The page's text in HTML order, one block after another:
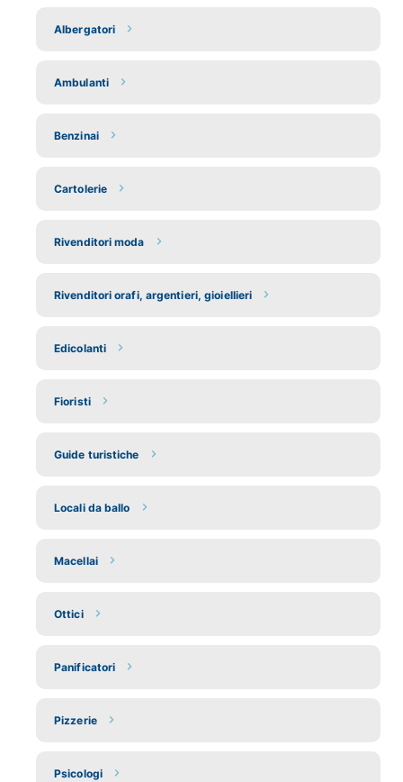
Albergatori
Ambulanti
Benzinai
Cartolerie
Rivenditori moda
Rivenditori orafi, argentieri, gioiellieri
Edicolanti
Fioristi
Guide turistiche
Locali da ballo
Macellai
Ottici
Panificatori
Pizzerie
Psicologi